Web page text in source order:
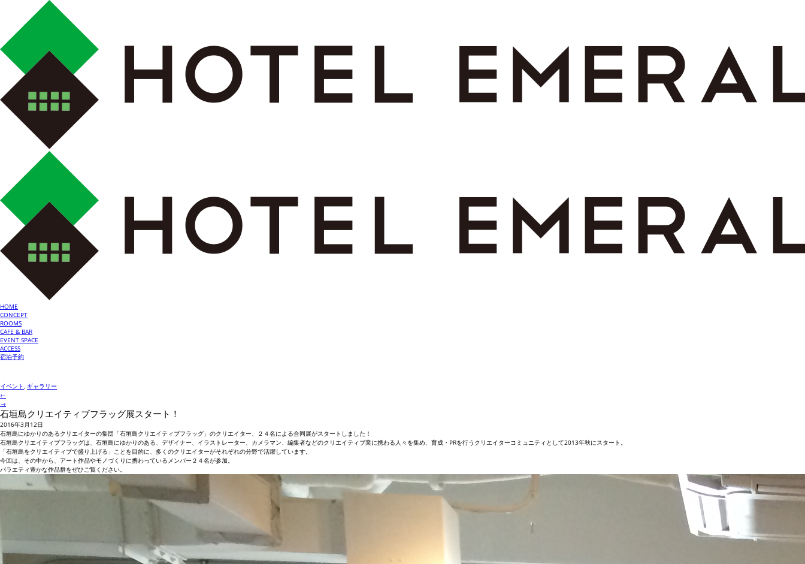
HOME
CONCEPT
ROOMS
CAFE & BAR
EVENT SPACE
ACCESS
宿泊予約
イベント, ギャラリー
←
→
石垣島クリエイティブフラッグ展スタート！
2016年3月12日
石垣島にゆかりのあるクリエイターの集団「石垣島クリエイティブフラッグ」のクリエイター、２４名による合同展がスタートしました！
石垣島クリエイティブフラッグは、石垣島にゆかりのある、デザイナー、イラストレーター、カメラマン、編集者などのクリエイティブ業に携わる人々を集め、育成・PRを行うクリエイターコミュニティとして2013年秋にスタート。
「石垣島をクリエイティブで盛り上げる」ことを目的に、多くのクリエイターがそれぞれの分野で活躍しています。
今回は、その中から、アート作品やモノづくりに携わっているメンバー２４名が参加。
バラエティ豊かな作品群をぜひご覧ください。